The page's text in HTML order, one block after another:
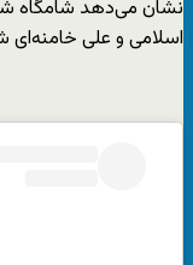
اسلامی و علی خامنه‌ای